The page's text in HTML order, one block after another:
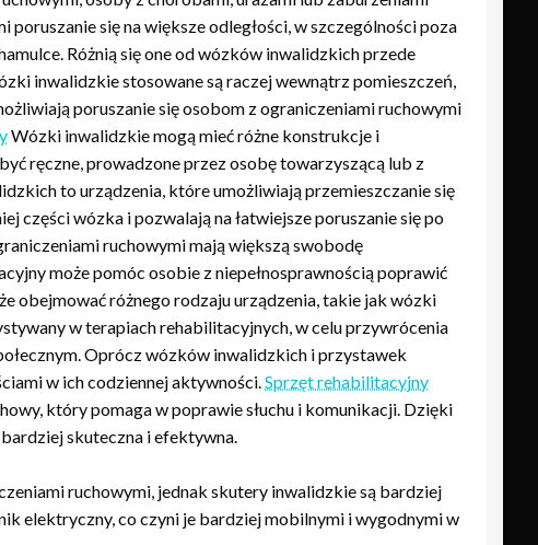
się na większe odległości, w szczególności poza
Różnią się one od wózków inwalidzkich przede
inwalidzkie stosowane są raczej wewnątrz pomieszczeń,
poruszanie się osobom z ograniczeniami ruchowymi
Wózki inwalidzkie mogą mieć różne konstrukcje i
ręczne, prowadzone przez osobę towarzyszącą lub z
to urządzenia, które umożliwiają przemieszczanie się
części wózka i pozwalają na łatwiejsze poruszanie się po
ruchowymi mają większą swobodę
może pomóc osobie z niepełnosprawnością poprawić
obejmować różnego rodzaju urządzenia, takie jak wózki
w terapiach rehabilitacyjnych, w celu przywrócenia
Oprócz wózków inwalidzkich i przystawek
w ich codziennej aktywności.Sprzęt rehabilitacyjny
który pomaga w poprawie słuchu i komunikacji. Dzięki
skuteczna i efektywna.
ruchowymi, jednak skutery inwalidzkie są bardziej
elektryczny, co czyni je bardziej mobilnymi i wygodnymi w